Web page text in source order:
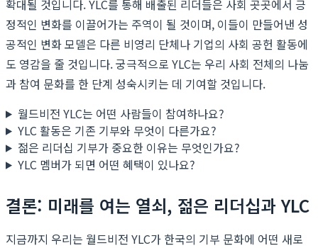
확대될 것입니다. YLC를 통해 배출된 리더들은 사회 곳곳에서 긍
정적인 변화를 이끌어가는 주역이 될 것이며, 이들이 만들어낸 성
공적인 변화 모델은 다른 비영리 단체나 기업의 사회 공헌 활동에
도 영감을 줄 것입니다. 궁극적으로 YLC는 우리 사회 전체의 나눔
과 참여 문화를 한 단계 성숙시키는 데 기여할 것입니다.
월드비전 YLC는 어떤 사람들이 참여하나요?
YLC 활동은 기존 기부와 무엇이 다른가요?
젊은 리더십 기부가 중요한 이유는 무엇인가요?
YLC 멤버가 되면 어떤 혜택이 있나요?
결론: 미래를 여는 열쇠, 젊은 리더십과 YLC
지금까지 우리는 월드비전 YLC가 한국의 기부 문화에 어떤 새로